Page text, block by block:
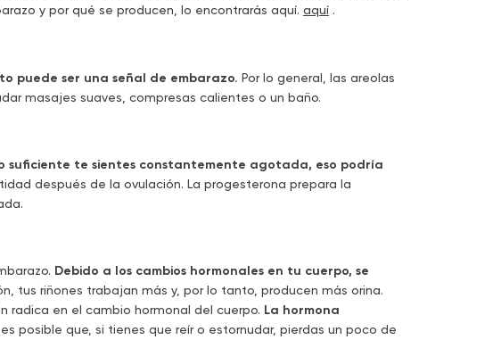
y por qué se producen, lo encontrarás aquí. aquí .
puede ser una señal de embarazo. Por lo general, las areolas
masajes suaves, compresas calientes o un baño.
suficiente te sientes constantemente agotada, eso podría
después de la ovulación. La progesterona prepara la
Debido a los cambios hormonales en tu cuerpo, se
tus riñones trabajan más y, por lo tanto, producen más orina.
radica en el cambio hormonal del cuerpo. La hormona
posible que, si tienes que reír o estornudar, pierdas un poco de